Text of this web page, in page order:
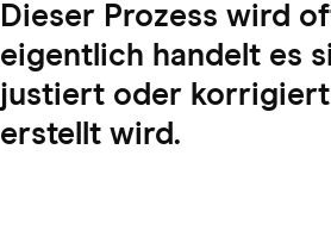
Dieser Prozess wird
eigentlich handelt es
justiert oder korrigiert
erstellt wird.